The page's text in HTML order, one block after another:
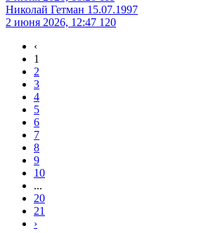
Николай Гетман 15.07.1997
2 июня 2026, 12:47 120
‹
1
2
3
4
5
6
7
8
9
10
...
20
21
›